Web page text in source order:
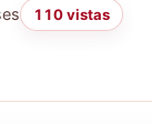
110 vistas